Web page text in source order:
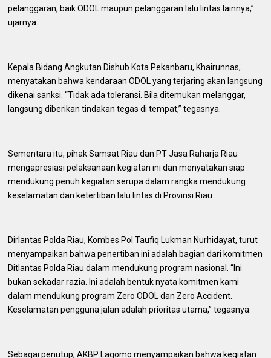
pelanggaran, baik ODOL maupun pelanggaran lalu lintas lainnya,”
ujarnya.
Kepala Bidang Angkutan Dishub Kota Pekanbaru, Khairunnas,
menyatakan bahwa kendaraan ODOL yang terjaring akan langsung
dikenai sanksi. “Tidak ada toleransi. Bila ditemukan melanggar,
langsung diberikan tindakan tegas di tempat,” tegasnya.
Sementara itu, pihak Samsat Riau dan PT Jasa Raharja Riau
mengapresiasi pelaksanaan kegiatan ini dan menyatakan siap
mendukung penuh kegiatan serupa dalam rangka mendukung
keselamatan dan ketertiban lalu lintas di Provinsi Riau.
Dirlantas Polda Riau, Kombes Pol Taufiq Lukman Nurhidayat, turut
menyampaikan bahwa penertiban ini adalah bagian dari komitmen
Ditlantas Polda Riau dalam mendukung program nasional. “Ini
bukan sekadar razia. Ini adalah bentuk nyata komitmen kami
dalam mendukung program Zero ODOL dan Zero Accident.
Keselamatan pengguna jalan adalah prioritas utama,” tegasnya.
Sebagai penutup, AKBP Lagomo menyampaikan bahwa kegiatan